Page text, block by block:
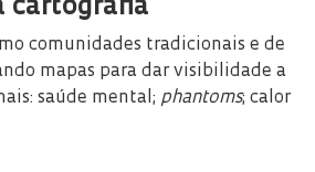
cartografia
comunidades tradicionais e de
mapas para dar visibilidade a
saúde mental; phantoms; calor